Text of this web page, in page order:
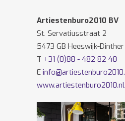
Artiestenburo2010 BV
St. Servatiusstraat 2
5473 GB Heeswijk-Dinther
T +31 (0)88 - 482 82 40
E
www.artiestenburo2010.nl
Volg ons ook opFacebook